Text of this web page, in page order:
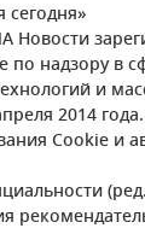
Новости
по надзору в
и
2014 года.
Cookie и